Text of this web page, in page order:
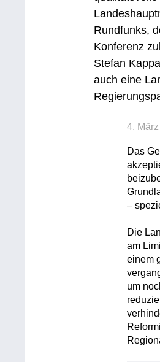
Rundfunks,
Konferenz
Stefan
auch eine
4.
Das
–
Die
am
einem
um